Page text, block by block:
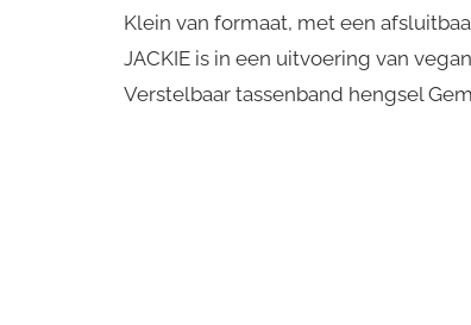
Klein van formaat, met een
JACKIE is in een uitvoering van
Verstelbaar tassenband hengsel